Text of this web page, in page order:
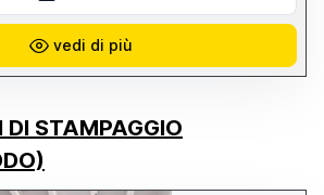
vedi di più
DI STAMPAGGIO